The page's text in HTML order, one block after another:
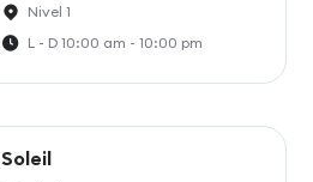
Nivel 1
L - D 10:00 am - 10:00 pm
Soleil